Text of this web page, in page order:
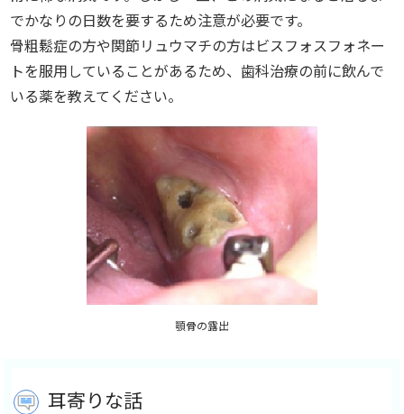
でかなりの日数を要するため注意が必要です。
骨粗鬆症の方や関節リュウマチの方はビスフォスフォネー
トを服用していることがあるため、歯科治療の前に飲んで
いる薬を教えてください。
顎骨の露出
耳寄りな話